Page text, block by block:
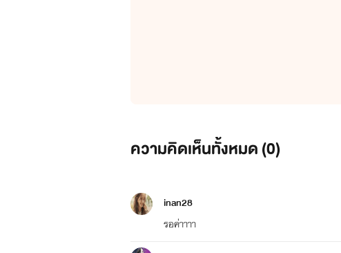
ความคิดเห็นทั้งหมด (0)
inan28
รอค่าาาา